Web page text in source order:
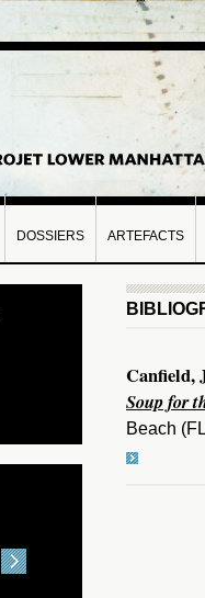
DOSSIERS ARTEFACTS
Canfield,
Soup for
Beach